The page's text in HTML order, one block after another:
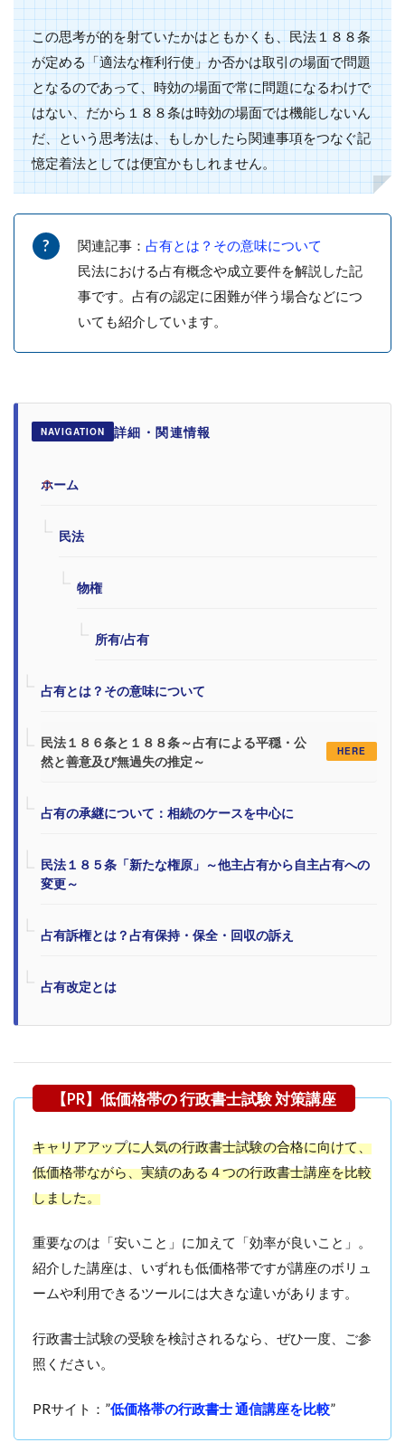
この思考が的を射ていたかはともかくも、民法１８８条
が定める「適法な権利行使」か否かは取引の場面で問題
となるのであって、時効の場面で常に問題になるわけで
はない、だから１８８条は時効の場面では機能しないん
だ、という思考法は、もしかしたら関連事項をつなぐ記
憶定着法としては便宜かもしれません。
関連記事： 占有とは？その意味について
民法における占有概念や成立要件を解説した記
事です。占有の認定に困難が伴う場合などにつ
いても紹介しています。
NAVIGATION 詳細・関連情報
ホーム
民法
物権
所有/占有
占有とは？その意味について
民法１８６条と１８８条～占有による平穏・公
然と善意及び無過失の推定～
HERE
占有の承継について：相続のケースを中心に
民法１８５条「新たな権原」～他主占有から自主占有への
変更～
占有訴権とは？占有保持・保全・回収の訴え
占有改定とは
キャリアアップに人気の行政書士試験の合格に向けて、
低価格帯ながら、実績のある４つの行政書士講座を比較
しました。
重要なのは「安いこと」に加えて「効率が良いこと」。
紹介した講座は、いずれも低価格帯ですが講座のボリュ
ームや利用できるツールには大きな違いがあります。
行政書士試験の受験を検討されるなら、ぜひ一度、ご参
照ください。
PRサイト：”低価格帯の行政書士 通信講座を比較”